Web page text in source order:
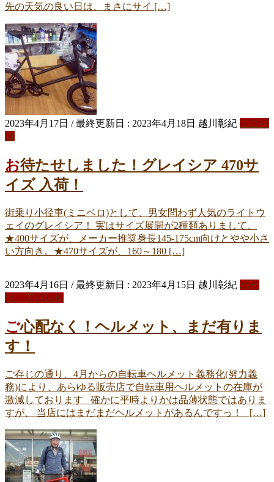
先の天気の良い日は、まさにサイ […]
2023年4月17日 / 最終更新日 : 2023年4月18日 越川彰紀 ミニベ
ロ
お待たせしました！グレイシア 470サ
イズ 入荷！
街乗り小径車(ミニベロ)として、男女問わず人気のライトウ
ェイのグレイシア！ 実はサイズ展開が2種類ありまして、
★400サイズが、メーカー推奨身長145-175cm向けとやや小さ
い方向き。★470サイズが、160～180 […]
2023年4月16日 / 最終更新日 : 2023年4月15日 越川彰紀 パー
ツ・アパレル
ご心配なく！ヘルメット、まだ有りま
す！
ご存じの通り、4月からの自転車ヘルメット義務化(努力義
務)により、あらゆる販売店で自転車用ヘルメットの在庫が
激減しております 確かに平時よりかは品薄状態ではありま
すが、 当店にはまだまだヘルメットがあるんですっ！ […]